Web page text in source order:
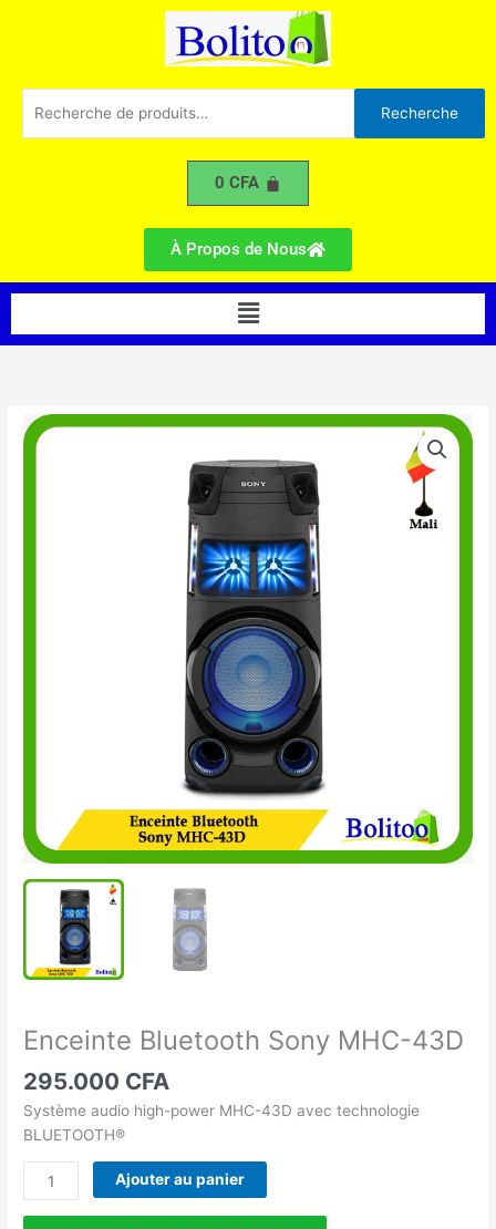
pour :
Recherche
0CFA
À Propos de Nous
Menu
Enceinte Bluetooth Sony MHC-43D
295.000 CFA
Système audio high-power MHC-43D avec technologie
BLUETOOTH®
quantité
de
Ajouter au panier